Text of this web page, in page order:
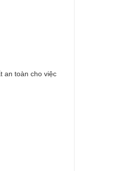
an toàn cho việc